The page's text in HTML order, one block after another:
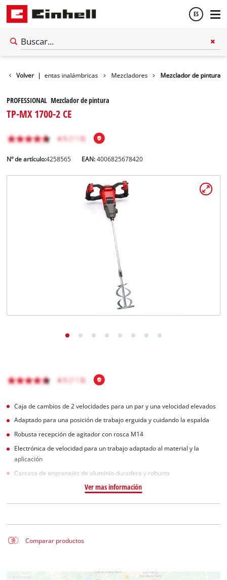
ES
Volver |
Herramientas inalámbricas Mezcladores Mezclador de pintura
PROFESSIONAL Mezclador de pintura
TP-MX 1700-2 CE
Nº de artículo:4258565 EAN:4006825678420
Caja de cambios de 2 velocidades para un par y una velocidad elevados
Adaptado para una posición de trabajo erguida y cuidando la espalda
Robusta recepción de agitador con rosca M14
Electrónica de velocidad para un trabajo adaptado al material y la
aplicación
Carcasa de engranajes de aluminio duradera y robusta
Ver mas información
Comparar productos